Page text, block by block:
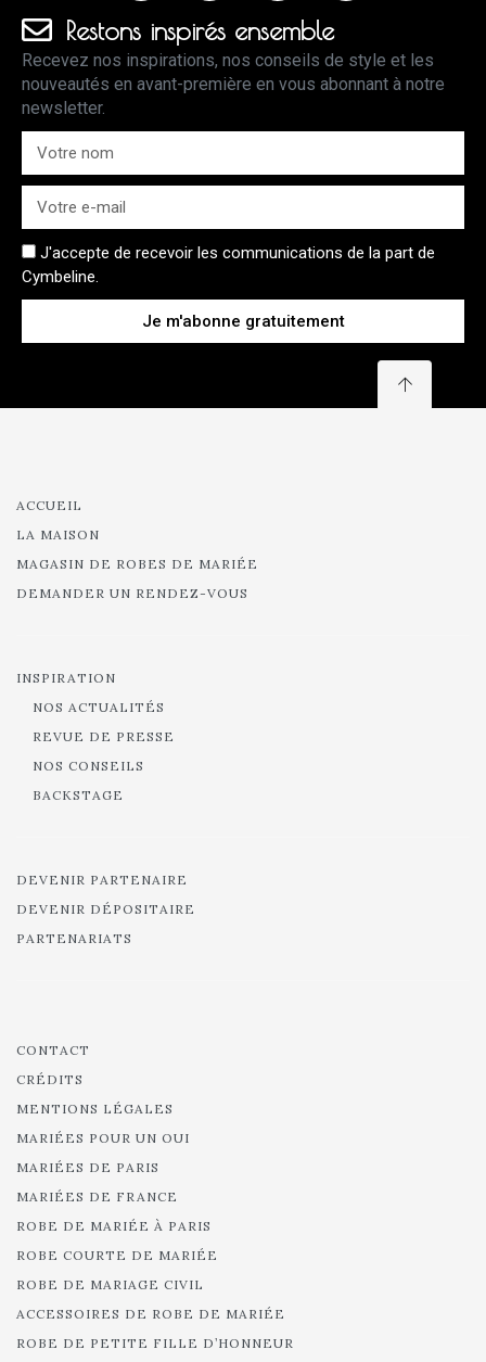
Restons inspirés ensemble
Recevez nos inspirations, nos conseils de style et les
nouveautés en avant-première en vous abonnant à notre
newsletter.
J'accepte de recevoir les communications de la part de
Cymbeline.
Je m'abonne gratuitement
ACCUEIL
LA MAISON
MAGASIN DE ROBES DE MARIÉE
DEMANDER UN RENDEZ-VOUS
INSPIRATION
NOS ACTUALITÉS
REVUE DE PRESSE
NOS CONSEILS
BACKSTAGE
DEVENIR PARTENAIRE
DEVENIR DÉPOSITAIRE
PARTENARIATS
CONTACT
CRÉDITS
MENTIONS LÉGALES
MARIÉES POUR UN OUI
MARIÉES DE PARIS
MARIÉES DE FRANCE
ROBE DE MARIÉE À PARIS
ROBE COURTE DE MARIÉE
ROBE DE MARIAGE CIVIL
ACCESSOIRES DE ROBE DE MARIÉE
ROBE DE PETITE FILLE D’HONNEUR